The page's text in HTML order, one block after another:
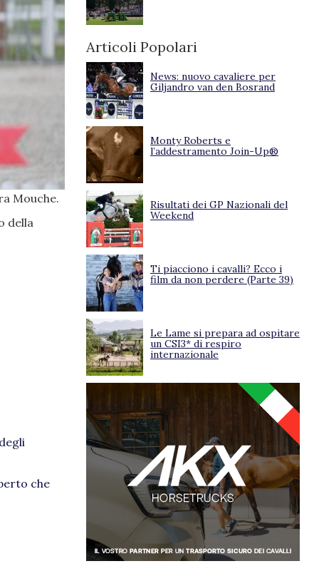
Mouche.
della
che
Articoli Popolari
News: nuovo cavaliere per
Giljandro van den Bosrand
Monty Roberts e
l’addestramento Join-Up®
Risultati dei GP Nazionali del
Weekend
Ti piacciono i cavalli? Ecco i
film da non perdere (Parte 39)
Le Lame si prepara ad ospitare
un CSI3* di respiro
internazionale